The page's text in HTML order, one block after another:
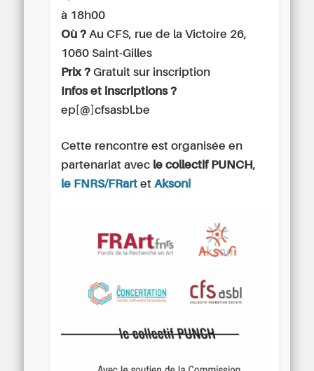
à 18h00
Où ? Au CFS, rue de la Victoire 26,
1060 Saint-Gilles
Prix ? Gratuit sur inscription
Infos et inscriptions ?
ep[@]cfsasbl.be
Cette rencontre est organisée en
partenariat avec le collectif PUNCH,
le FNRS/FRart et Aksoni